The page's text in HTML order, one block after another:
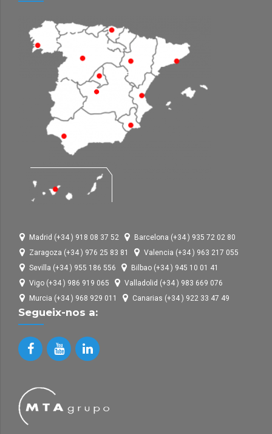
Madrid (+34 ) 918 08 37 52
Barcelona (+34 ) 935 72 02 80
Zaragoza (+34 ) 976 25 83 81
Valencia (+34 ) 963 217 055
Sevilla (+34 ) 955 186 556
Bilbao (+34 ) 945 10 01 41
Vigo (+34 ) 986 919 065
Valladolid (+34 ) 983 669 076
Murcia (+34 ) 968 929 011
Canarias (+34 ) 922 33 47 49
Segueix-nos a: